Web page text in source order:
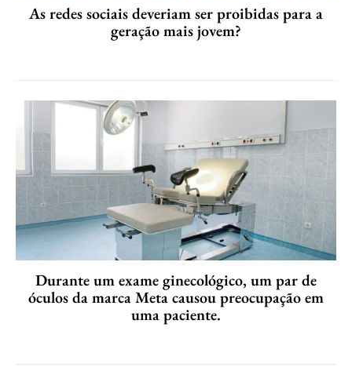
As redes sociais deveriam ser proibidas para a
geração mais jovem?
Durante um exame ginecológico, um par de
óculos da marca Meta causou preocupação em
uma paciente.